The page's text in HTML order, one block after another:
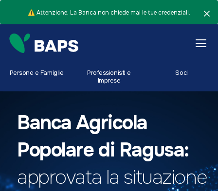
⚠️ Attenzione: La Banca non chiede mai le tue credenziali.
Persone e Famiglie
Professionisti e
Imprese
Soci
Banca Agricola
Popolare di Ragusa:
approvata la situazione